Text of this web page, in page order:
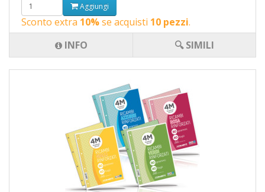
Aggiungi
Sconto extra 10%se acquisti 10 pezzi.
INFO
🔍 SIMILI